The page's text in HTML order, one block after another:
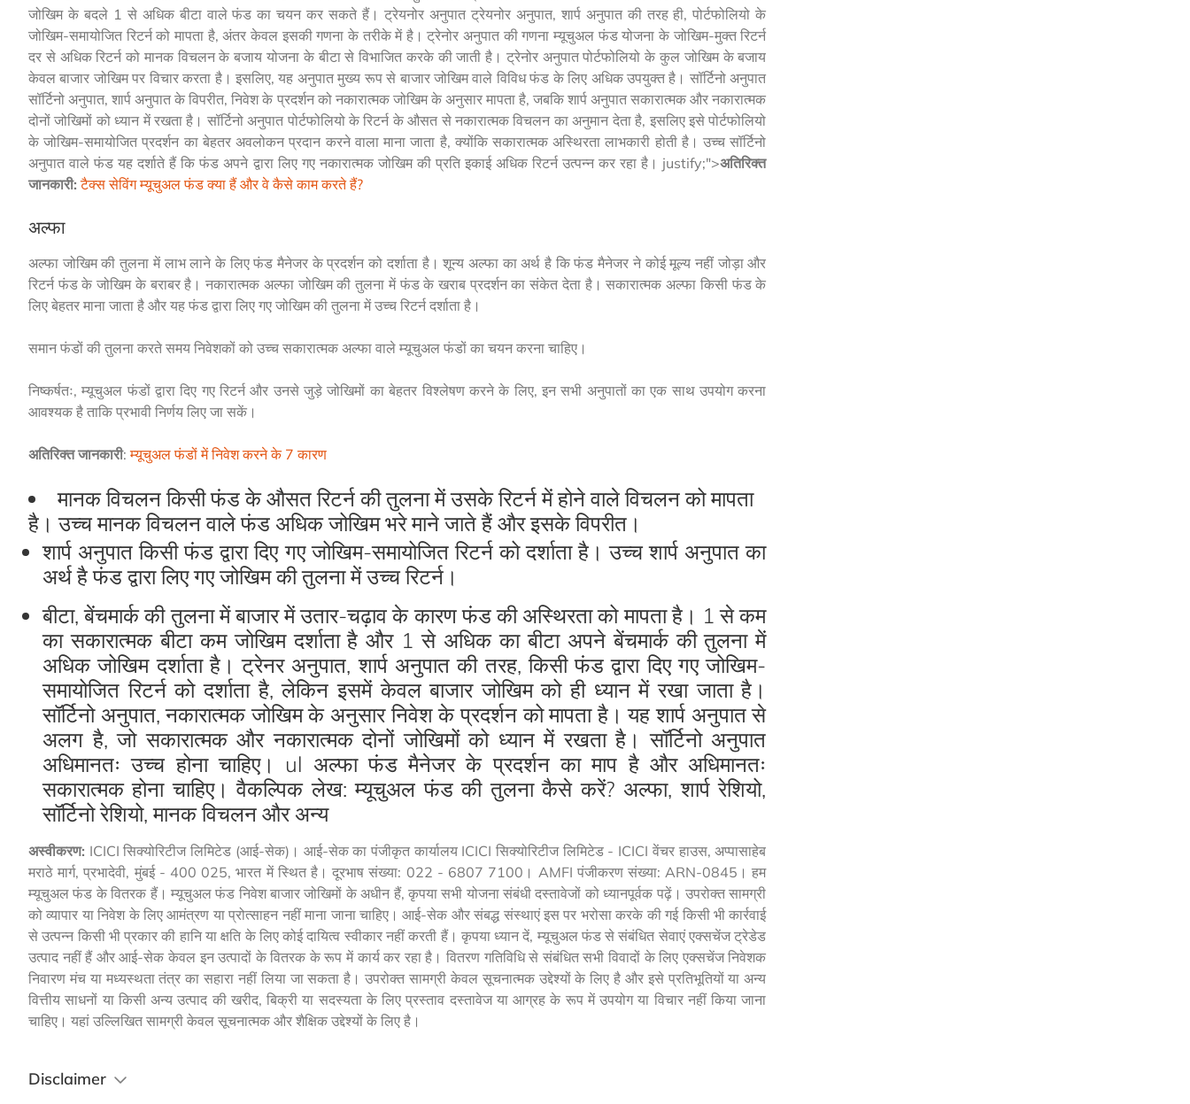
जोखिम के बदले 1 से अधिक बीटा वाले फंड का चयन कर सकते हैं। ट्रेयनोर अनुपात ट्रेयनोर अनुपात, शार्प अनुपात की तरह ही, पोर्टफोलियो के
जोखिम-समायोजित रिटर्न को मापता है, अंतर केवल इसकी गणना के तरीके में है। ट्रेनोर अनुपात की गणना म्यूचुअल फंड योजना के जोखिम-मुक्त रिटर्न
दर से अधिक रिटर्न को मानक विचलन के बजाय योजना के बीटा से विभाजित करके की जाती है। ट्रेनोर अनुपात पोर्टफोलियो के कुल जोखिम के बजाय
केवल बाजार जोखिम पर विचार करता है। इसलिए, यह अनुपात मुख्य रूप से बाजार जोखिम वाले विविध फंड के लिए अधिक उपयुक्त है। सॉर्टिनो अनुपात
सॉर्टिनो अनुपात, शार्प अनुपात के विपरीत, निवेश के प्रदर्शन को नकारात्मक जोखिम के अनुसार मापता है, जबकि शार्प अनुपात सकारात्मक और नकारात्मक
दोनों जोखिमों को ध्यान में रखता है। सॉर्टिनो अनुपात पोर्टफोलियो के रिटर्न के औसत से नकारात्मक विचलन का अनुमान देता है, इसलिए इसे पोर्टफोलियो
के जोखिम-समायोजित प्रदर्शन का बेहतर अवलोकन प्रदान करने वाला माना जाता है, क्योंकि सकारात्मक अस्थिरता लाभकारी होती है। उच्च सॉर्टिनो
अनुपात वाले फंड यह दर्शाते हैं कि फंड अपने द्वारा लिए गए नकारात्मक जोखिम की प्रति इकाई अधिक रिटर्न उत्पन्न कर रहा है। justify;">अतिरिक्त
जानकारी: टैक्स सेविंग म्यूचुअल फंड क्या हैं और वे कैसे काम करते हैं?
अल्फा
अल्फा जोखिम की तुलना में लाभ लाने के लिए फंड मैनेजर के प्रदर्शन को दर्शाता है। शून्य अल्फा का अर्थ है कि फंड मैनेजर ने कोई मूल्य नहीं जोड़ा और
रिटर्न फंड के जोखिम के बराबर है। नकारात्मक अल्फा जोखिम की तुलना में फंड के खराब प्रदर्शन का संकेत देता है। सकारात्मक अल्फा किसी फंड के
लिए बेहतर माना जाता है और यह फंड द्वारा लिए गए जोखिम की तुलना में उच्च रिटर्न दर्शाता है।
समान फंडों की तुलना करते समय निवेशकों को उच्च सकारात्मक अल्फा वाले म्यूचुअल फंडों का चयन करना चाहिए।
निष्कर्षतः, म्यूचुअल फंडों द्वारा दिए गए रिटर्न और उनसे जुड़े जोखिमों का बेहतर विश्लेषण करने के लिए, इन सभी अनुपातों का एक साथ उपयोग करना
आवश्यक है ताकि प्रभावी निर्णय लिए जा सकें।
अतिरिक्त जानकारी:म्यूचुअल फंडों में निवेश करने के 7 कारण
मानक विचलन किसी फंड के औसत रिटर्न की तुलना में उसके रिटर्न में होने वाले विचलन को मापता
है। उच्च मानक विचलन वाले फंड अधिक जोखिम भरे माने जाते हैं और इसके विपरीत।
शार्प अनुपात किसी फंड द्वारा दिए गए जोखिम-समायोजित रिटर्न को दर्शाता है। उच्च शार्प अनुपात का
अर्थ है फंड द्वारा लिए गए जोखिम की तुलना में उच्च रिटर्न।
बीटा, बेंचमार्क की तुलना में बाजार में उतार-चढ़ाव के कारण फंड की अस्थिरता को मापता है। 1 से कम
का सकारात्मक बीटा कम जोखिम दर्शाता है और 1 से अधिक का बीटा अपने बेंचमार्क की तुलना में
अधिक जोखिम दर्शाता है। ट्रेनर अनुपात, शार्प अनुपात की तरह, किसी फंड द्वारा दिए गए जोखिम-
समायोजित रिटर्न को दर्शाता है, लेकिन इसमें केवल बाजार जोखिम को ही ध्यान में रखा जाता है।
सॉर्टिनो अनुपात, नकारात्मक जोखिम के अनुसार निवेश के प्रदर्शन को मापता है। यह शार्प अनुपात से
अलग है, जो सकारात्मक और नकारात्मक दोनों जोखिमों को ध्यान में रखता है। सॉर्टिनो अनुपात
अधिमानतः उच्च होना चाहिए। ul अल्फा फंड मैनेजर के प्रदर्शन का माप है और अधिमानतः
सकारात्मक होना चाहिए। वैकल्पिक लेख: म्यूचुअल फंड की तुलना कैसे करें? अल्फा, शार्प रेशियो,
सॉर्टिनो रेशियो, मानक विचलन और अन्य
अस्वीकरण: ICICI सिक्योरिटीज लिमिटेड (आई-सेक)। आई-सेक का पंजीकृत कार्यालय ICICI सिक्योरिटीज लिमिटेड - ICICI वेंचर हाउस, अप्पासाहेब
मराठे मार्ग, प्रभादेवी, मुंबई - 400 025, भारत में स्थित है। दूरभाष संख्या: 022 - 6807 7100। AMFI पंजीकरण संख्या: ARN-0845। हम
म्यूचुअल फंड के वितरक हैं। म्यूचुअल फंड निवेश बाजार जोखिमों के अधीन हैं, कृपया सभी योजना संबंधी दस्तावेजों को ध्यानपूर्वक पढ़ें। उपरोक्त सामग्री
को व्यापार या निवेश के लिए आमंत्रण या प्रोत्साहन नहीं माना जाना चाहिए। आई-सेक और संबद्ध संस्थाएं इस पर भरोसा करके की गई किसी भी कार्रवाई
से उत्पन्न किसी भी प्रकार की हानि या क्षति के लिए कोई दायित्व स्वीकार नहीं करती हैं। कृपया ध्यान दें, म्यूचुअल फंड से संबंधित सेवाएं एक्सचेंज ट्रेडेड
उत्पाद नहीं हैं और आई-सेक केवल इन उत्पादों के वितरक के रूप में कार्य कर रहा है। वितरण गतिविधि से संबंधित सभी विवादों के लिए एक्सचेंज निवेशक
निवारण मंच या मध्यस्थता तंत्र का सहारा नहीं लिया जा सकता है। उपरोक्त सामग्री केवल सूचनात्मक उद्देश्यों के लिए है और इसे प्रतिभूतियों या अन्य
वित्तीय साधनों या किसी अन्य उत्पाद की खरीद, बिक्री या सदस्यता के लिए प्रस्ताव दस्तावेज या आग्रह के रूप में उपयोग या विचार नहीं किया जाना
चाहिए। यहां उल्लिखित सामग्री केवल सूचनात्मक और शैक्षिक उद्देश्यों के लिए है।
Disclaimer